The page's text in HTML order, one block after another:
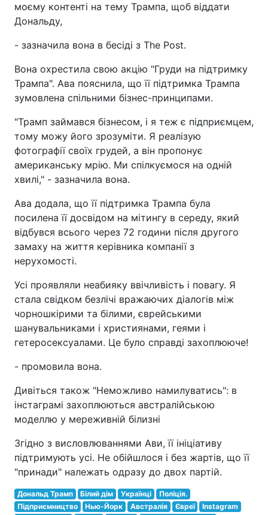
моєму контенті на тему Трампа, щоб віддати
Дональду,
- зазначила вона в бесіді з The Post.
Вона охрестила свою акцію "Груди на підтримку
Трампа". Ава пояснила, що її підтримка Трампа
зумовлена спільними бізнес-принципами.
"Трамп займався бізнесом, і я теж є підприємцем,
тому можу його зрозуміти. Я реалізую
фотографії своїх грудей, а він пропонує
американську мрію. Ми спілкуємося на одній
хвилі," - зазначила вона.
Ава додала, що її підтримка Трампа була
посилена її досвідом на мітингу в середу, який
відбувся всього через 72 години після другого
замаху на життя керівника компанії з
нерухомості.
Усі проявляли неабияку ввічливість і повагу. Я
стала свідком безлічі вражаючих діалогів між
чорношкірими та білими, єврейськими
шанувальниками і християнами, геями і
гетеросексуалами. Це було справді захоплююче!
- промовила вона.
Дивіться також "Неможливо намилуватись": в
інстаграмі захоплюються австралійською
моделлю у мереживній білизні
Згідно з висловлюваннями Ави, її ініціативу
підтримують усі. Не обійшлося і без жартів, що її
"принади" належать одразу до двох партій.
Дональд Трамп Білий дім Українці
Поліція.
Підприємництво
Нью-Йорк Австралія Євреї
Instagram